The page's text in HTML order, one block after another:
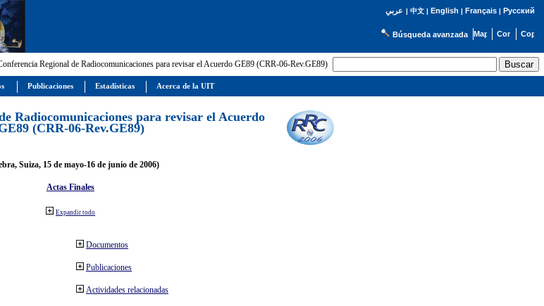
عربي | 中文| English | Français| Русский
Búsqueda avanzada
Regional de Radiocomunicaciones para revisar el Acuerdo GE89 (CRR-06-Rev.GE89)
Radiocomunicaciones para revisar el Acuerdo
(CRR-06-Rev.GE89)
Suiza, 15 de mayo-16 de junio de 2006)
Actas Finales
Expandir todo
Documentos
Publicaciones
Actividades relacionadas
Publicaciones Estadísticas Acerca de la UIT